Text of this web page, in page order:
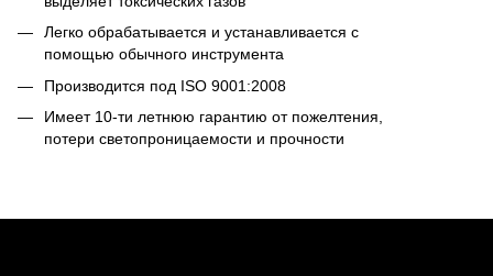
Легко обрабатывается и устанавливается с
помощью обычного инструмента
Производится под ISO 9001:2008
Имеет 10-ти летнюю гарантию от пожелтения,
потери светопроницаемости и прочности